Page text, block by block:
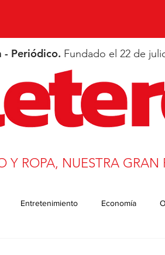
- Periódico. Fundado el 22 de
Y ROPA, NUESTRA GRAN
Entretenimiento Economía